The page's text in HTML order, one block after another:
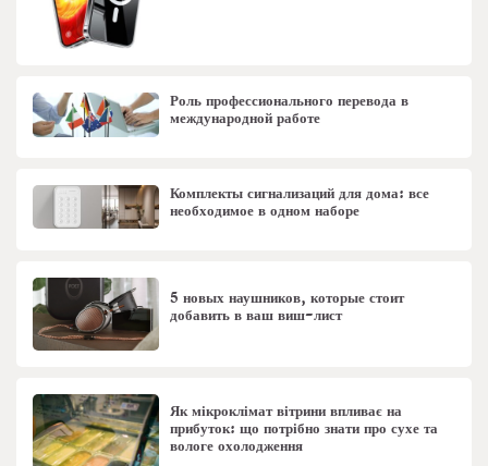
Роль профессионального перевода в
международной работе
Комплекты сигнализаций для дома: все
необходимое в одном наборе
5 новых наушников, которые стоит
добавить в ваш виш-лист
Як мікроклімат вітрини впливає на
прибуток: що потрібно знати про сухе та
вологе охолодження